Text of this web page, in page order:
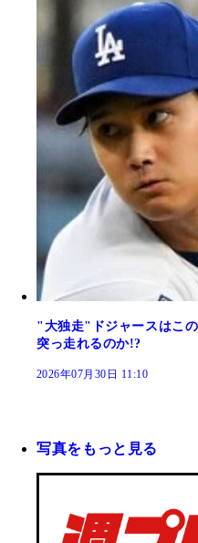
"大独走"ドジャースはこ
突っ走れるのか!?
2026年07月30日 11:10
写真をもっと見る